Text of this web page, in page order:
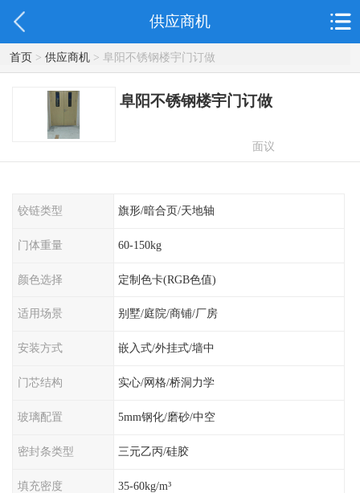
供应商机
首页> 供应商机> 阜阳不锈钢楼宇门订做
阜阳不锈钢楼宇门订做
面议
铰链类型 旗形/暗合页/天地轴
门体重量 60-150kg
颜色选择 定制色卡(RGB色值)
适用场景 别墅/庭院/商铺/厂房
安装方式 嵌入式/外挂式/墙中
门芯结构 实心/网格/桥洞力学
玻璃配置 5mm钢化/磨砂/中空
密封条类型 三元乙丙/硅胶
填充密度 35-60kg/m³